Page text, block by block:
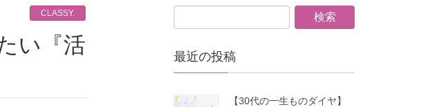
CLASSY.
最近の投稿
【30代の一生ものダイヤ】